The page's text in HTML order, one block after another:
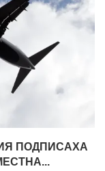
ПОДПИСАХА